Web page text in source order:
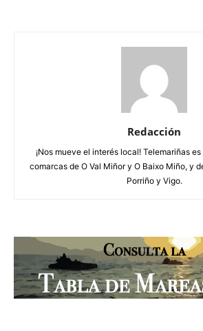
Redacción
¡Nos mueve el interés local! Telemariñas
comarcas de O Val Miñor y O Baixo Miño, y
Porriño y Vigo.